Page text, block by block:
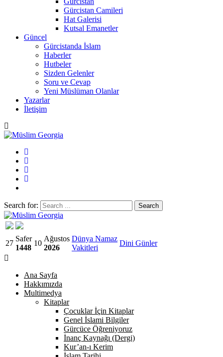
Gürcistan Camileri
Hat Galerisi
Kutsal Emanetler
Güncel
Gürcistanda İslam
Haberler
Hutbeler
Sizden Gelenler
Soru ve Cevap
Yeni Müslüman Olanlar
Yazarlar
İletişim
Search for:
Müslim Georgia
27
Safer
1448
10
Ağustos
2026
Dünya Namaz
Vakitleri
Dini Günler
Ana Sayfa
Hakkımızda
Multimedya
Kitaplar
Çocuklar İçin Kitaplar
Genel İslami Bilgiler
Gürcüce Öğreniyoruz
İnanç Kaynağı (Dergi)
Kur’an-ı Kerim